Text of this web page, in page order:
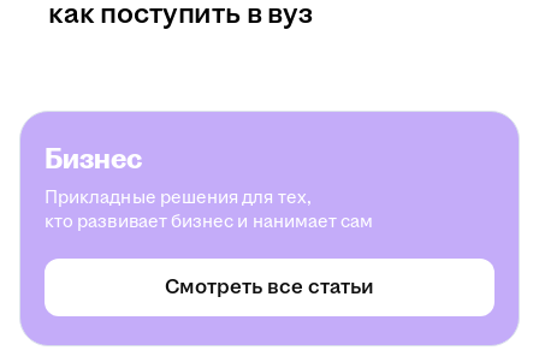
как поступить в вуз
Бизнес
Прикладные решения для тех,
кто развивает бизнес и нанимает сам
Смотреть все статьи